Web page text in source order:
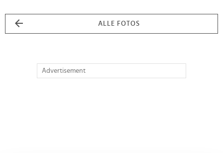
ALLE FOTOS
Advertisement